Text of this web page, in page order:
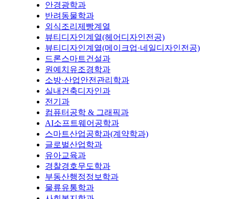
안경광학과
반려동물학과
외식조리제빵계열
뷰티디자인계열(헤어디자인전공)
뷰티디자인계열(메이크업·네일디자인전공)
드론스마트건설과
원예치유조경학과
소방·산업안전관리학과
실내건축디자인과
전기과
컴퓨터공학 & 그래픽과
AI소프트웨어공학과
스마트산업공학과(계약학과)
글로벌산업학과
유아교육과
경찰경호무도학과
부동산행정정보학과
물류유통학과